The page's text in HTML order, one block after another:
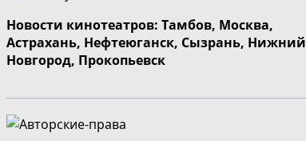
Новости кинотеатров: Тамбов, Москва,
Астрахань, Нефтеюганск, Сызрань, Нижний
Новгород, Прокопьевск